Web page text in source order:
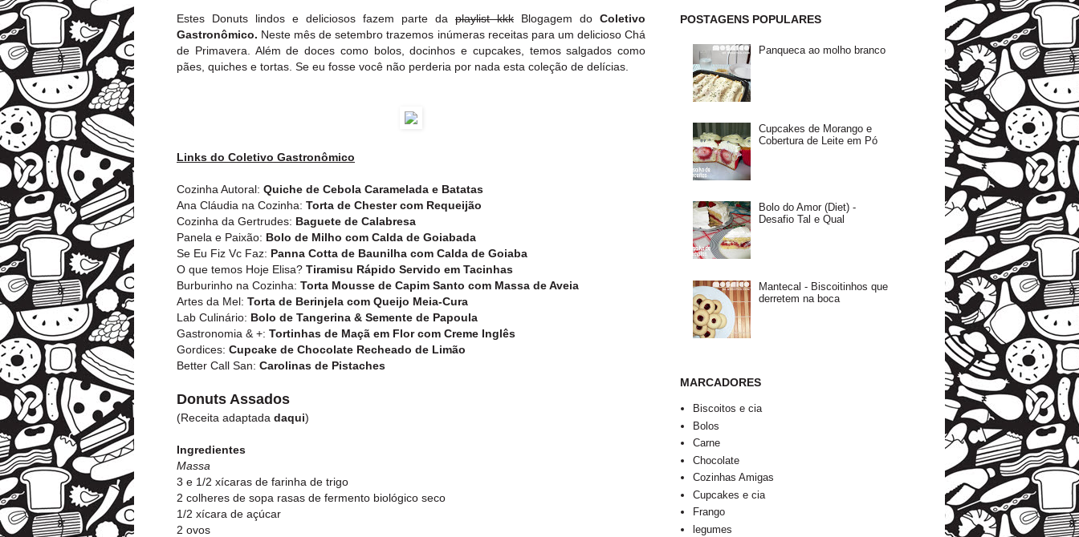
Estes Donuts lindos e deliciosos fazem parte da playlist kkk Blogagem do Coletivo
Gastronômico. Neste mês de setembro trazemos inúmeras receitas para um delicioso Chá
de Primavera. Além de doces como bolos, docinhos e cupcakes, temos salgados como
pães, quiches e tortas. Se eu fosse você não perderia por nada esta coleção de delícias.
Links do Coletivo Gastronômico
Cozinha Autoral: Quiche de Cebola Caramelada e Batatas
Ana Cláudia na Cozinha: Torta de Chester com Requeijão
Cozinha da Gertrudes: Baguete de Calabresa
Panela e Paixão: Bolo de Milho com Calda de Goiabada
Se Eu Fiz Vc Faz: Panna Cotta de Baunilha com Calda de Goiaba
O que temos Hoje Elisa? Tiramisu Rápido Servido em Tacinhas
Burburinho na Cozinha: Torta Mousse de Capim Santo com Massa de Aveia
Artes da Mel: Torta de Berinjela com Queijo Meia-Cura
Lab Culinário: Bolo de Tangerina & Semente de Papoula
Gastronomia & +: Tortinhas de Maçã em Flor com Creme Inglês
Gordices: Cupcake de Chocolate Recheado de Limão
Better Call San: Carolinas de Pistaches
Donuts Assados
(Receita adaptada daqui)
Ingredientes
Massa
3 e 1/2 xícaras de farinha de trigo
2 colheres de sopa rasas de fermento biológico seco
1/2 xícara de açúcar
2 ovos
POSTAGENS POPULARES
Panqueca ao molho branco
Cupcakes de Morango e
Cobertura de Leite em Pó
Bolo do Amor (Diet) -
Desafio Tal e Qual
Mantecal - Biscoitinhos que
derretem na boca
MARCADORES
Biscoitos e cia
Bolos
Carne
Chocolate
Cozinhas Amigas
Cupcakes e cia
Frango
legumes